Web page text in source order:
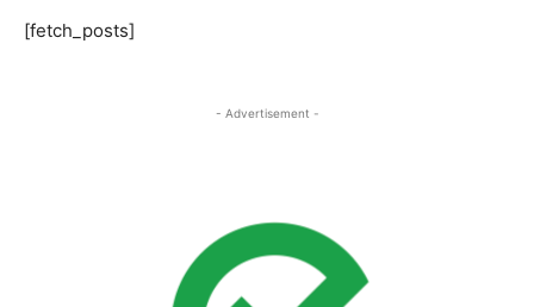
[fetch_posts]
- Advertisement -